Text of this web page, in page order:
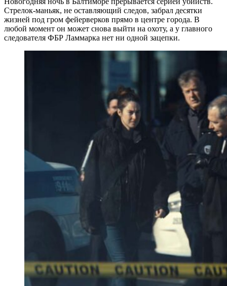
Стрелок-маньяк, не оставляющий следов, забрал десятки
жизней под гром фейерверков прямо в центре города. В
любой момент он может снова выйти на охоту, а у главного
следователя ФБР Ламмарка нет ни одной зацепки.